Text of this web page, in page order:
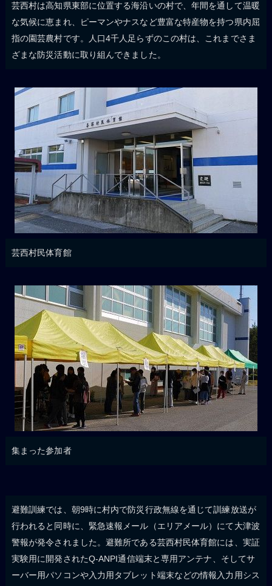
芸西村は高知県東部に位置する海沿いの村で、年間を通して温暖
な気候に恵まれ、ピーマンやナスなど豊富な特産物を持つ県内屈
指の園芸農村です。人口4千人足らずのこの村は、これまでさま
ざまな防災活動に取り組んできました。
芸西村民体育館
集まった参加者
避難訓練では、朝9時に村内で防災行政無線を通じて訓練放送が
行われると同時に、緊急速報メール（エリアメール）にて大津波
警報が発令されました。避難所である芸西村民体育館には、実証
実験用に開発されたQ-ANPI通信端末と専用アンテナ、そしてサ
ーバー用パソコンや入力用タブレット端末などの情報入力用シス